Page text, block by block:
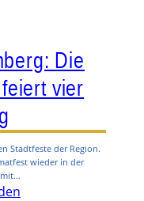
Die
vier
Stadtfeste der Region.
wieder in der
mit…